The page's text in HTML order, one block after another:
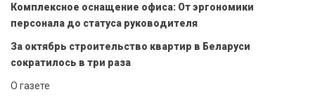
Комплексное оснащение офиса: От эргономики
персонала до статуса руководителя
За октябрь строительство квартир в Беларуси
сократилось в три раза
О газете